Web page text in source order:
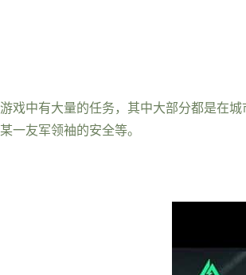
游戏中有大量的任务，其中大部分都是在
某一友军领袖的安全等。